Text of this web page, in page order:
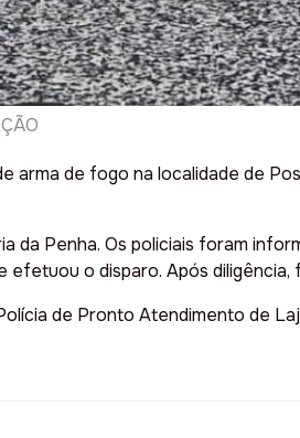
arma de fogo na localidade de
Penha. Os policiais foram
o disparo. Após diligência,
de Pronto Atendimento de